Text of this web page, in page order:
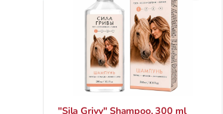
"Sila Grivy" Shampoo, 300 ml